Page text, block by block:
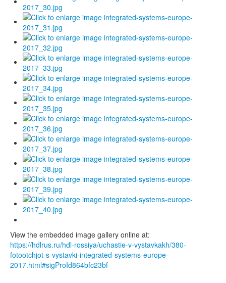
View the embedded image gallery online at:
https://hdlrus.ru/hdl-rossiya/uchastie-v-vystavkakh/380-
fotootchjot-s-vystavki-integrated-systems-europe-
2017.html#sigProId864bfc23bf